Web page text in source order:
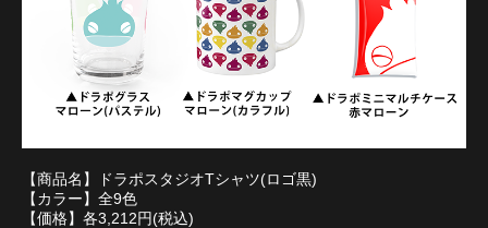
【商品名】ドラポスタジオTシャツ(ロゴ黒)
【カラー】全9色
【価格】各3,212円(税込)